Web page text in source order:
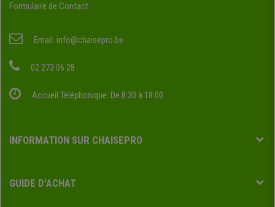
Formulaire de Contact
Email: info@chaisepro.be
02 273 06 28
Accueil Téléphonique: De 8:30 à 18:00
INFORMATION SUR CHAISEPRO
GUIDE D'ACHAT